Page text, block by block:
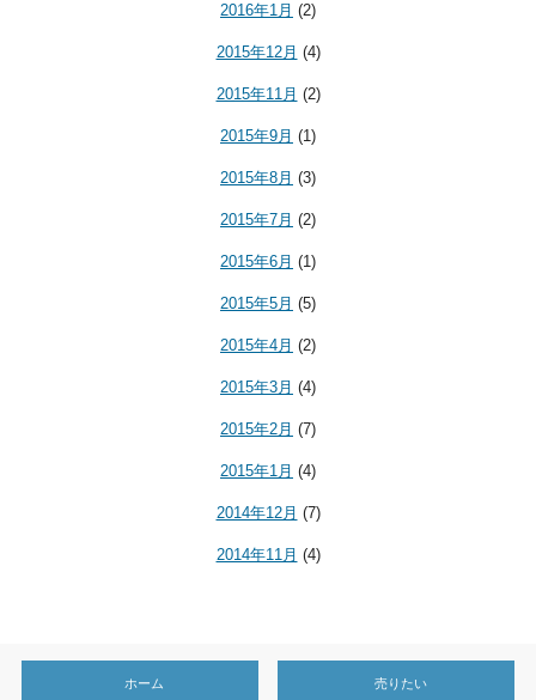
2016年1月 (2)
2015年12月 (4)
2015年11月 (2)
2015年9月 (1)
2015年8月 (3)
2015年7月 (2)
2015年6月 (1)
2015年5月 (5)
2015年4月 (2)
2015年3月 (4)
2015年2月 (7)
2015年1月 (4)
2014年12月 (7)
2014年11月 (4)
ホーム 売りたい